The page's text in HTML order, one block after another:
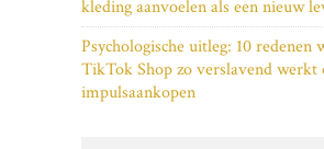
kleding aanvoelen als een nieuw
Psychologische uitleg: 10 redenen
TikTok Shop zo verslavend werkt
impulsaankopen